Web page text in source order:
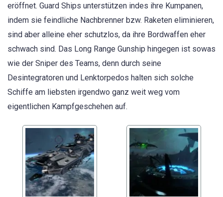
eröffnet. Guard Ships unterstützen indes ihre Kumpanen,
indem sie feindliche Nachbrenner bzw. Raketen eliminieren,
sind aber alleine eher schutzlos, da ihre Bordwaffen eher
schwach sind. Das Long Range Gunship hingegen ist sowas
wie der Sniper des Teams, denn durch seine
Desintegratoren und Lenktorpedos halten sich solche
Schiffe am liebsten irgendwo ganz weit weg vom
eigentlichen Kampfgeschehen auf.